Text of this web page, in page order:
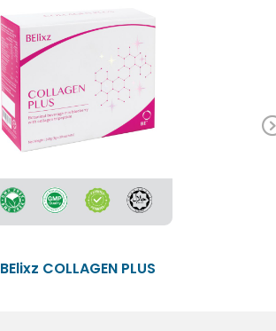
BElixz COLLAGEN PLUS